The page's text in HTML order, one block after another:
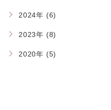
2024年 (6)
2023年 (8)
2020年 (5)